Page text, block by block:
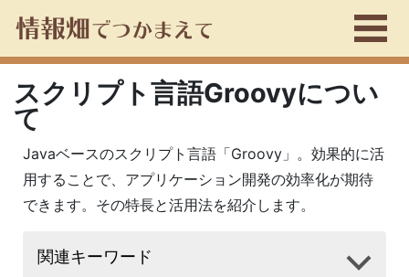
スクリプト言語Groovyについ
て
Javaベースのスクリプト言語「Groovy」。効果的に活
用することで、アプリケーション開発の効率化が期待
できます。その特長と活用法を紹介します。
関連キーワード